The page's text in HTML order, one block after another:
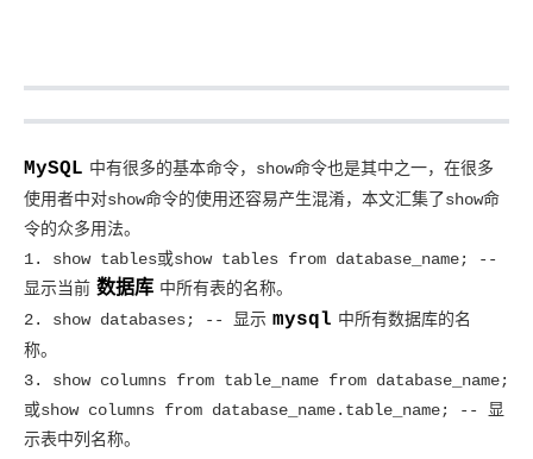
MySQL 中有很多的基本命令，show命令也是其中之一，在很多
使用者中对show命令的使用还容易产生混淆，本文汇集了show命
令的众多用法。
1. show tables或show tables from database_name; --
显示当前 数据库 中所有表的名称。
2. show databases; -- 显示 mysql 中所有数据库的名
称。
3. show columns from table_name from database_name;
或show columns from database_name.table_name; -- 显
示表中列名称。